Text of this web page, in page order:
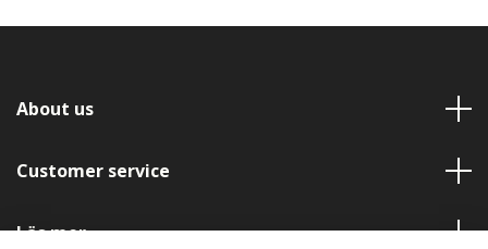
About us
Customer service
Läs mer